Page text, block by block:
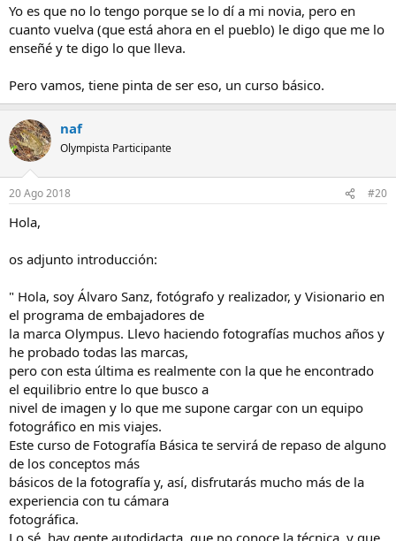
Yo es que no lo tengo porque se lo dí a mi novia, pero en
cuanto vuelva (que está ahora en el pueblo) le digo que me lo
enseñé y te digo lo que lleva.
Pero vamos, tiene pinta de ser eso, un curso básico.
naf
Olympista Participante
20 Ago 2018 #20
Hola,
os adjunto introducción:
" Hola, soy Álvaro Sanz, fotógrafo y realizador, y Visionario en
el programa de embajadores de
la marca Olympus. Llevo haciendo fotografías muchos años y
he probado todas las marcas,
pero con esta última es realmente con la que he encontrado
el equilibrio entre lo que busco a
nivel de imagen y lo que me supone cargar con un equipo
fotográfico en mis viajes.
Este curso de Fotografía Básica te servirá de repaso de alguno
de los conceptos más
básicos de la fotografía y, así, disfrutarás mucho más de la
experiencia con tu cámara
fotográfica.
Lo sé, hay gente autodidacta, que no conoce la técnica, y que